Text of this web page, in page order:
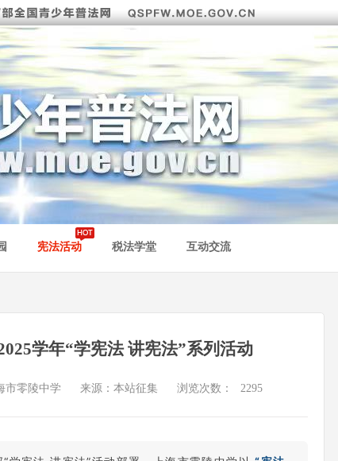
宪法活动 税法学堂 互动交流
学年“学宪法 讲宪法”系列活动
市零陵中学 来源：本站征集 浏览次数： 2295